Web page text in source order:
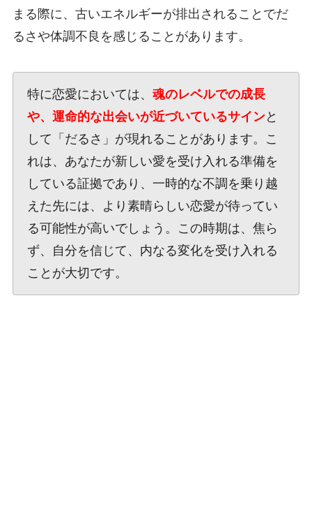
まる際に、古いエネルギーが排出されることでだ
るさや体調不良を感じることがあります。
特に恋愛においては、 魂のレベルでの成長
や、運命的な出会いが近づいているサインと
して「だるさ」が現れることがあります。こ
れは、あなたが新しい愛を受け入れる準備を
している証拠であり、一時的な不調を乗り越
えた先には、より素晴らしい恋愛が待ってい
る可能性が高いでしょう。この時期は、焦ら
ず、自分を信じて、内なる変化を受け入れる
ことが大切です。